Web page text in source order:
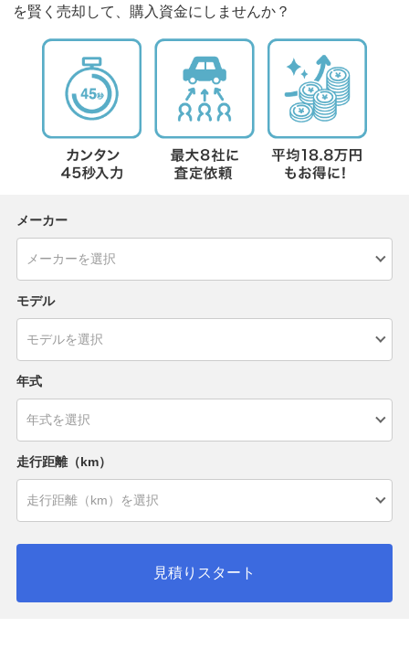
を賢く売却して、購入資金にしませんか？
メーカー
モデル
年式
走行距離（km）
見積りスタート